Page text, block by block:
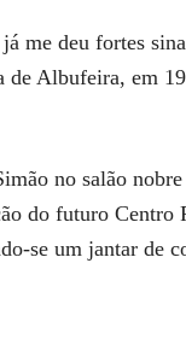
me deu fortes
Albufeira, em
no salão
do futuro
se um jantar de